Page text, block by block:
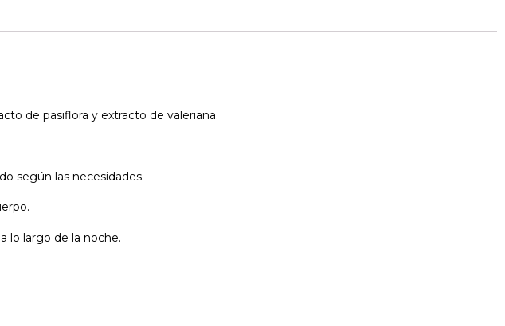
de pasiflora y extracto de valeriana.
según las necesidades.
lo largo de la noche.